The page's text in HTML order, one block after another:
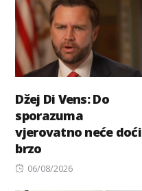
Džej Di Vens: Do
sporazuma
vjerovatno neće doći
brzo
Posted
06/08/2026